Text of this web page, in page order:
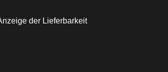
der Lieferbarkeit